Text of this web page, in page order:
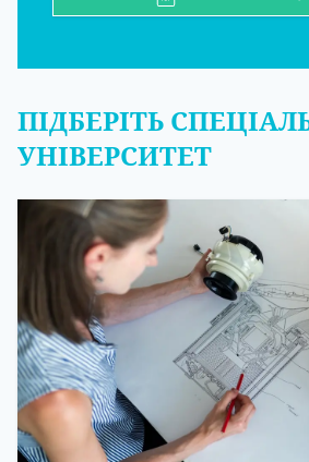
ПІДБЕРІТЬ
УНІВЕРСИТЕТ